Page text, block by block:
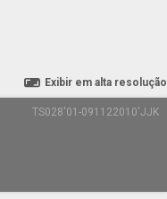
Exibir em alta resolução
TS028'01-091122010'JJK